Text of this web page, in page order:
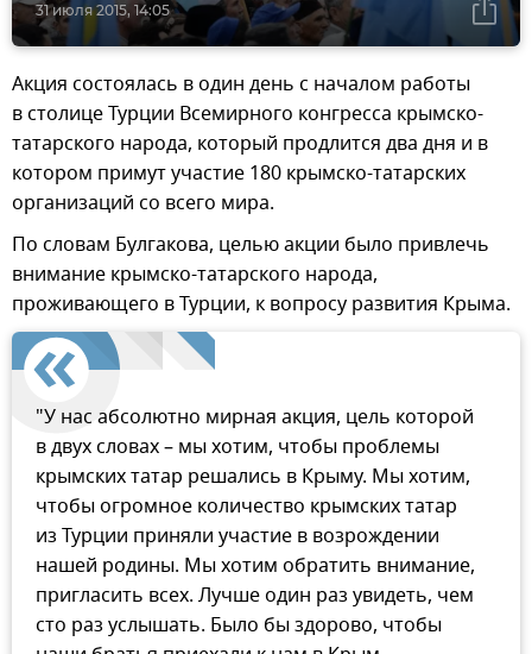
31 июля 2015, 14:05
Акция состоялась в один день с началом работы
в столице Турции Всемирного конгресса крымско-
татарского народа, который продлится два дня и в
котором примут участие 180 крымско-татарских
организаций со всего мира.
По словам Булгакова, целью акции было привлечь
внимание крымско-татарского народа,
проживающего в Турции, к вопросу развития Крыма.
"У нас абсолютно мирная акция, цель которой
в двух словах – мы хотим, чтобы проблемы
крымских татар решались в Крыму. Мы хотим,
чтобы огромное количество крымских татар
из Турции приняли участие в возрождении
нашей родины. Мы хотим обратить внимание,
пригласить всех. Лучше один раз увидеть, чем
сто раз услышать. Было бы здорово, чтобы